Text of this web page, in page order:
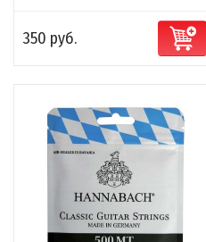
350 руб.